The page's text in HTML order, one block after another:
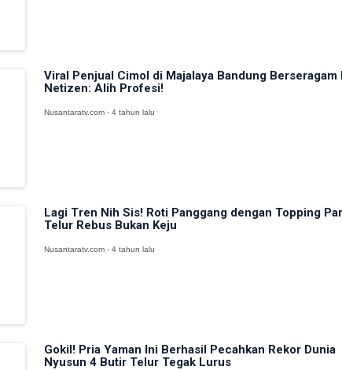
Viral Penjual Cimol di Majalaya Bandung Berseragam
Netizen: Alih Profesi!
Nusantaratv.com - 4 tahun lalu
Lagi Tren Nih Sis! Roti Panggang dengan Topping
Telur Rebus Bukan Keju
Nusantaratv.com - 4 tahun lalu
Gokil! Pria Yaman Ini Berhasil Pecahkan Rekor Dunia
Nyusun 4 Butir Telur Tegak Lurus